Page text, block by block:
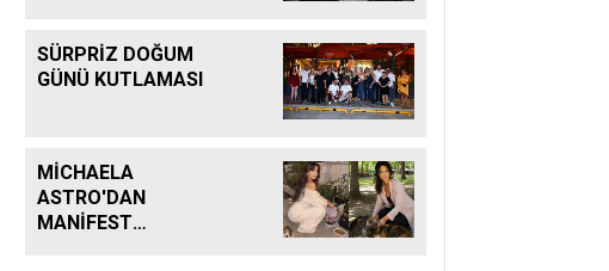
SÜRPRİZ DOĞUM
GÜNÜ KUTLAMASI
MİCHAELA
ASTRO'DAN
MANİFEST